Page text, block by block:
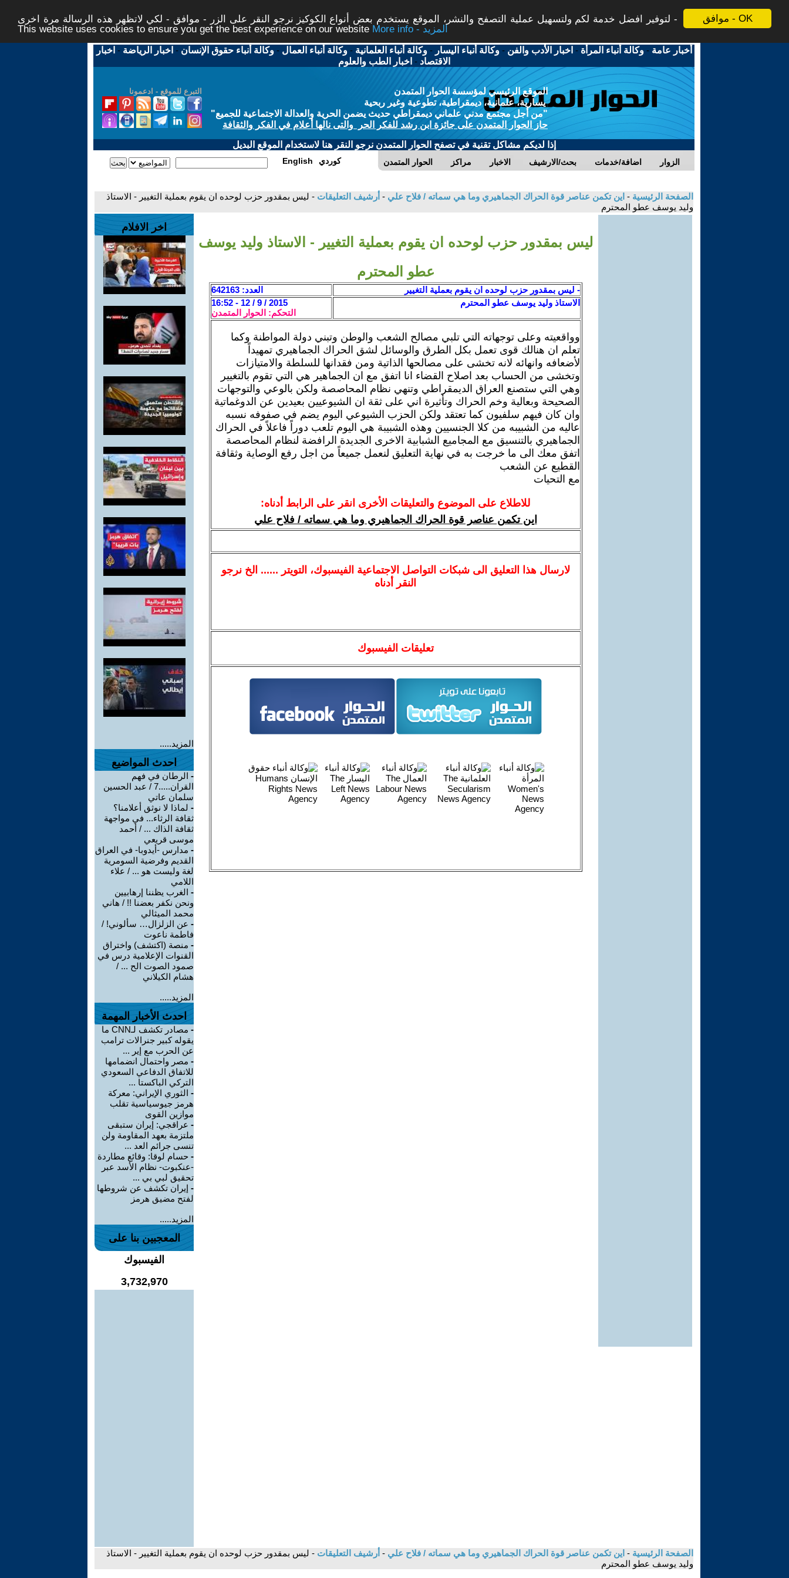
موافق - OK
لتوفير افضل خدمة لكم ولتسهيل عملية التصفح والنشر، الموقع يستخدم بعض أنواع الكوكيز نرجو النقر على الزر - موافق - لكي لاتظهر هذه الرسالة مرة اخرى -
This website uses cookies to ensure you get the best experience on our website
More info - المزيد
أخبار عامة -وكالة أنباء المرأة - اخبار الأدب والفن -وكالة أنباء اليسار -وكالة أنباء العلمانية -وكالة أنباء العمال -وكالة أنباء حقوق الإنسان - اخبار الرياضة - اخبار
الاقتصاد - اخبار الطب والعلوم
التبرع للموقع - ادعمونا
الموقع الرئيسي لمؤسسة الحوار المتمدن
يسارية، علمانية، ديمقراطية، تطوعية وغير ربحية
"من أجل مجتمع مدني علماني ديمقراطي حديث يضمن الحرية والعدالة الاجتماعية للجميع"
حاز الحوار المتمدن على جائزة ابن رشد للفكر الحر والتى نالها أعلام في الفكر والثقافة
إذا لديكم مشاكل تقنية في تصفح الحوار المتمدن نرجو النقر هنا لاستخدام الموقع البديل
الحوار المتمدن مراكز الاخبار بحث/الارشيف اضافة/خدمات الزوار English كوردي
الصفحة الرئيسية - اين تكمن عناصر قوة الحراك الجماهيري وما هي سماته / فلاح علي - أرشيف التعليقات - ليس بمقدور حزب لوحده ان يقوم بعملية التغيير - الاستاذ
وليد يوسف عطو المحترم
ليس بمقدور حزب لوحده ان يقوم بعملية التغيير - الاستاذ وليد يوسف
عطو المحترم
- ليس بمقدور حزب لوحده ان يقوم بعملية التغيير
العدد: 642163
الاستاذ وليد يوسف عطو المحترم
2015 / 9 / 12 - 16:52
التحكم: الحوار المتمدن
وواقعيته وعلى توجهاته التي تلبي مصالح الشعب والوطن وتبني دولة المواطنة وكما
تعلم ان هنالك قوى تعمل بكل الطرق والوسائل لشق الحراك الجماهيري تمهيداً
لأضعافه وانهائه لانه تخشى على مصالحها الذاتية ومن فقدانها للسلطة والامتيازات
وتخشى من الحساب بعد اصلاح القضاء انا اتفق مع ان الجماهير هي التي تقوم بالتغيير
وهي التي ستصنع العراق الديمقراطي وتنهي نظام المحاصصة ولكن بالوعي والتوجهات
الصحيحة وبعالية وخم الحراك وتأثيرة اني على ثقة ان الشيوعيين بعيدين عن الدوغماتية
وان كان فيهم سلفيون كما تعتقد ولكن الحزب الشيوعي اليوم يضم في صفوفه نسبه
عاليه من الشبيبه من كلا الجنسيين وهذه الشبيبة هي اليوم تلعب دوراً فاعلاً في الحراك
الجماهيري بالتنسيق مع المجاميع الشبابية الاخرى الجديدة الرافضة لنظام المحاصصة
اتفق معك الى ما خرجت به في نهاية التعليق لنعمل جميعاً من اجل رفع الوصاية وثقافة
القطيع عن الشعب
مع التحيات
للاطلاع على الموضوع والتعليقات الأخرى انقر على الرابط أدناه:
اين تكمن عناصر قوة الحراك الجماهيري وما هي سماته / فلاح علي
لارسالهذا التعليق الى شبكات التواصل الاجتماعية الفيسبوك، التويتر ...... الخ نرجو
النقر أدناه
تعليقات الفيسبوك
اخر الافلام
المزيد.....
احدث المواضيع
- الرطان في فهم
القران.....7 / عبد الحسين
سلمان عاتي
- لماذا لا نوثق أعلامنا؟
ثقافة الرثاء... في مواجهة
ثقافة الذاك ... / أحمد
موسى قريعي
- مدارس -أيدوبا- في العراق
القديم وفرضية السومرية
لغة وليست هو ... / علاء
اللامي
- الغرب يظننا إرهابيين
ونحن نكفر بعضنا !! / هاني
محمد الميثالي
- عن الزلزال… سألوني! /
فاطمة ناعوت
- منصة (اكتشف) واختراق
القنوات الإعلامية درس في
صمود الصوت الح ... /
هشام الكيلاني
المزيد.....
احدث الأخبار المهمة
-
مصادر تكشف لـCNN ما
يقوله كبير جنرالات ترامب
عن الحرب مع إير ...
- مصر واحتمال انضمامها
للاتفاق الدفاعي السعودي
التركي الباكستا ...
- الثوري الإيراني: معركة
هرمز جيوسياسية تقلب
موازين القوى
- عراقجي: إيران ستبقى
ملتزمة بعهد المقاومة ولن
تنسى جرائم العد ...
- حسام لوقا: وقائع مطاردة
-عنكبوت- نظام الأسد عبر
تحقيق لبي بي ...
- إيران تكشف عن شروطها
لفتح مضيق هرمز
المزيد.....
المعجبين بنا على
الفيسبوك
3,732,970
الصفحة الرئيسية - اين تكمن عناصر قوة الحراك الجماهيري وما هي سماته / فلاح علي - أرشيف التعليقات - ليس بمقدور حزب لوحده ان يقوم بعملية التغيير - الاستاذ
وليد يوسف عطو المحترم